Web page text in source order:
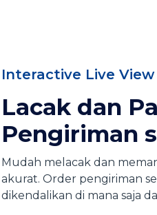
Interactive Live View
Lacak dan
Pengiriman
Mudah melacak dan
akurat. Order pengiriman
dikendalikan di mana saja